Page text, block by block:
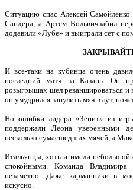
Ситуацию спас Алексей
Сандера, а Артем Вольвичзабил
додавили «Лубе» и выиграли сет с
И все-таки на кубинца очень
последний матч за Казань. Он
розыгрышах шел реваншироваться и
он умудрился запулить мяч в аут,
Но ошибки лидера «Зенит» из
поддержали Леона уверенными
несколько сумасшедших мячей, а
Итальянцы, хоть и имели небольшой
спокойными. Команда Владимира
незаметно. Даже карманники в
искусно.